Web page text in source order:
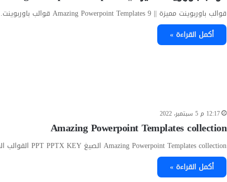
قوالب باوربوينت مميزة || Amazing Powerpoint Templates 9 قوالب باوربوينت…
أكمل القراءة »
12:17 م 5 سبتمبر، 2022
Amazing Powerpoint Templates collection
Amazing Powerpoint Templates collection الصيغ PPT PPTX KEY القوالب المرفقة…
أكمل القراءة »